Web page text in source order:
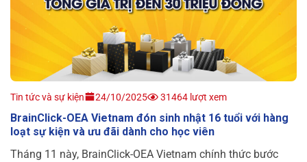
Tin tức và sự kiện 24/10/2025 31464 lượt xem
BrainClick-OEA Vietnam đón sinh nhật 16 tuổi với hàng
loạt sự kiện và ưu đãi dành cho học viên
Tháng 11 này, BrainClick-OEA Vietnam chính thức bước